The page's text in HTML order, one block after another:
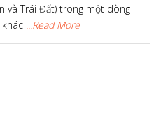
và Trái Đất) trong một dòng
...Read More